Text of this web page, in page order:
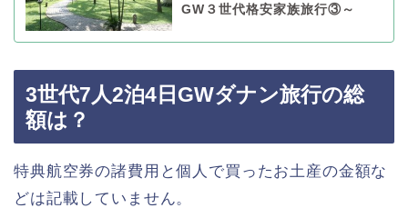
GW３世代格安家族旅行③～
3世代7人2泊4日GWダナン旅行の総
額は？
特典航空券の諸費用と個人で買ったお土産の金額な
どは記載していません。